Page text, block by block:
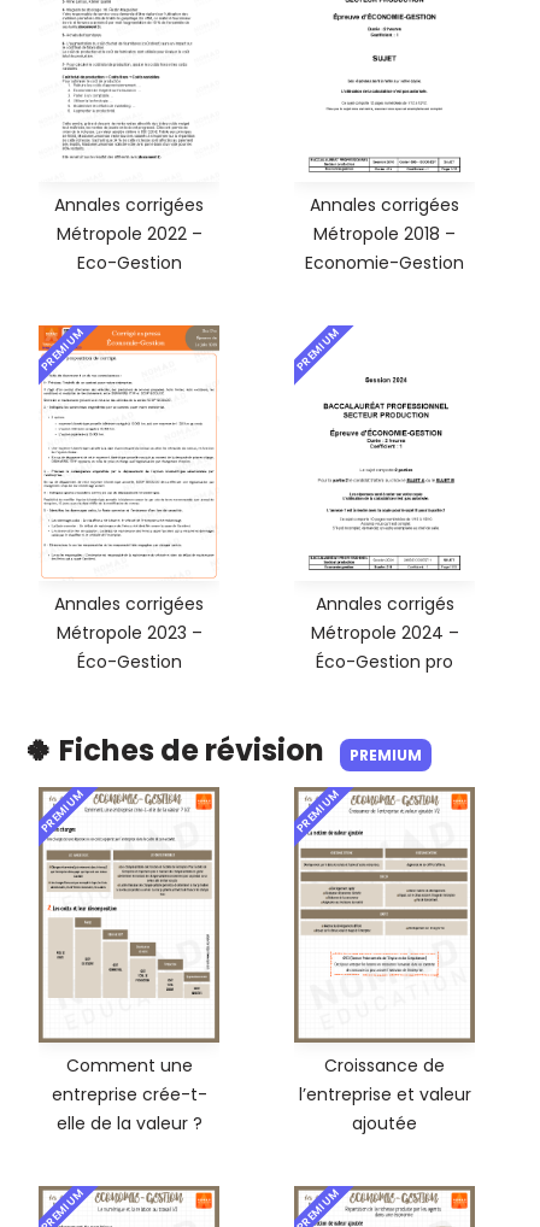
Annales corrigées
Métropole 2022 –
Eco-Gestion
Annales corrigées
Métropole 2018 –
Economie-Gestion
PREMIUM
Annales corrigées
Métropole 2023 –
Éco-Gestion
PREMIUM
Annales corrigés
Métropole 2024 –
Éco-Gestion pro
🍀 Fiches de révision PREMIUM
PREMIUM
Comment une
entreprise crée-t-
elle de la valeur ?
PREMIUM
Croissance de
l’entreprise et valeur
ajoutée
PREMIUM PREMIUM